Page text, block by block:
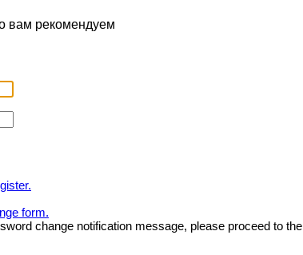
вам рекомендуем
form.
change notification message, please proceed to the